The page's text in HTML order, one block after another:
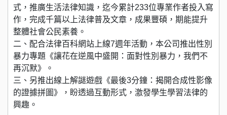
式，推廣生活法律知識，迄今累計233位專業作者投入寫
作，完成千篇以上法律普及文章，成果豐碩，期能提升
整體社會公民素養。
二、配合法律百科網站上線7週年活動，本公司推出性別
暴力專題《讓花在逆風中盛開：面對性別暴力，我們不
再沉默》。
三、另推出線上解謎遊戲《最後3分鐘：揭開合成性影像
的證據拼圖》，盼透過互動形式，激發學生學習法律的
興趣。